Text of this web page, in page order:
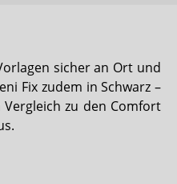
für Frauen
für Männer
sicher an Ort und
Fix zudem in Schwarz –
zu den Comfort